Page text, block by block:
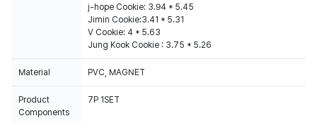
j-hope Cookie: 3.94 * 5.45
Jimin Cookie:3.41 * 5.31
V Cookie: 4 * 5.63
Jung Kook Cookie : 3.75 * 5.26
Material PVC, MAGNET
Product
Components
7P 1SET